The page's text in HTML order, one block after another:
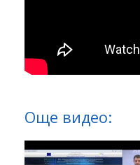
Още видео: